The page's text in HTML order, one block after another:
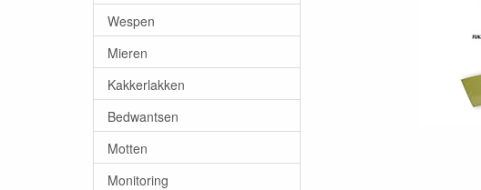
Wespen
Mieren
Kakkerlakken
Bedwantsen
Motten
Monitoring